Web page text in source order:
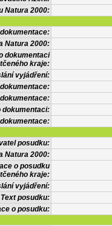
Natura 2000:
Natura 2000:
dokumentaci
kraje:
vyjádření:
dokumentaci:
posudku:
Natura 2000:
o posudku
kraje:
vyjádření:
Text posudku:
o posudku: